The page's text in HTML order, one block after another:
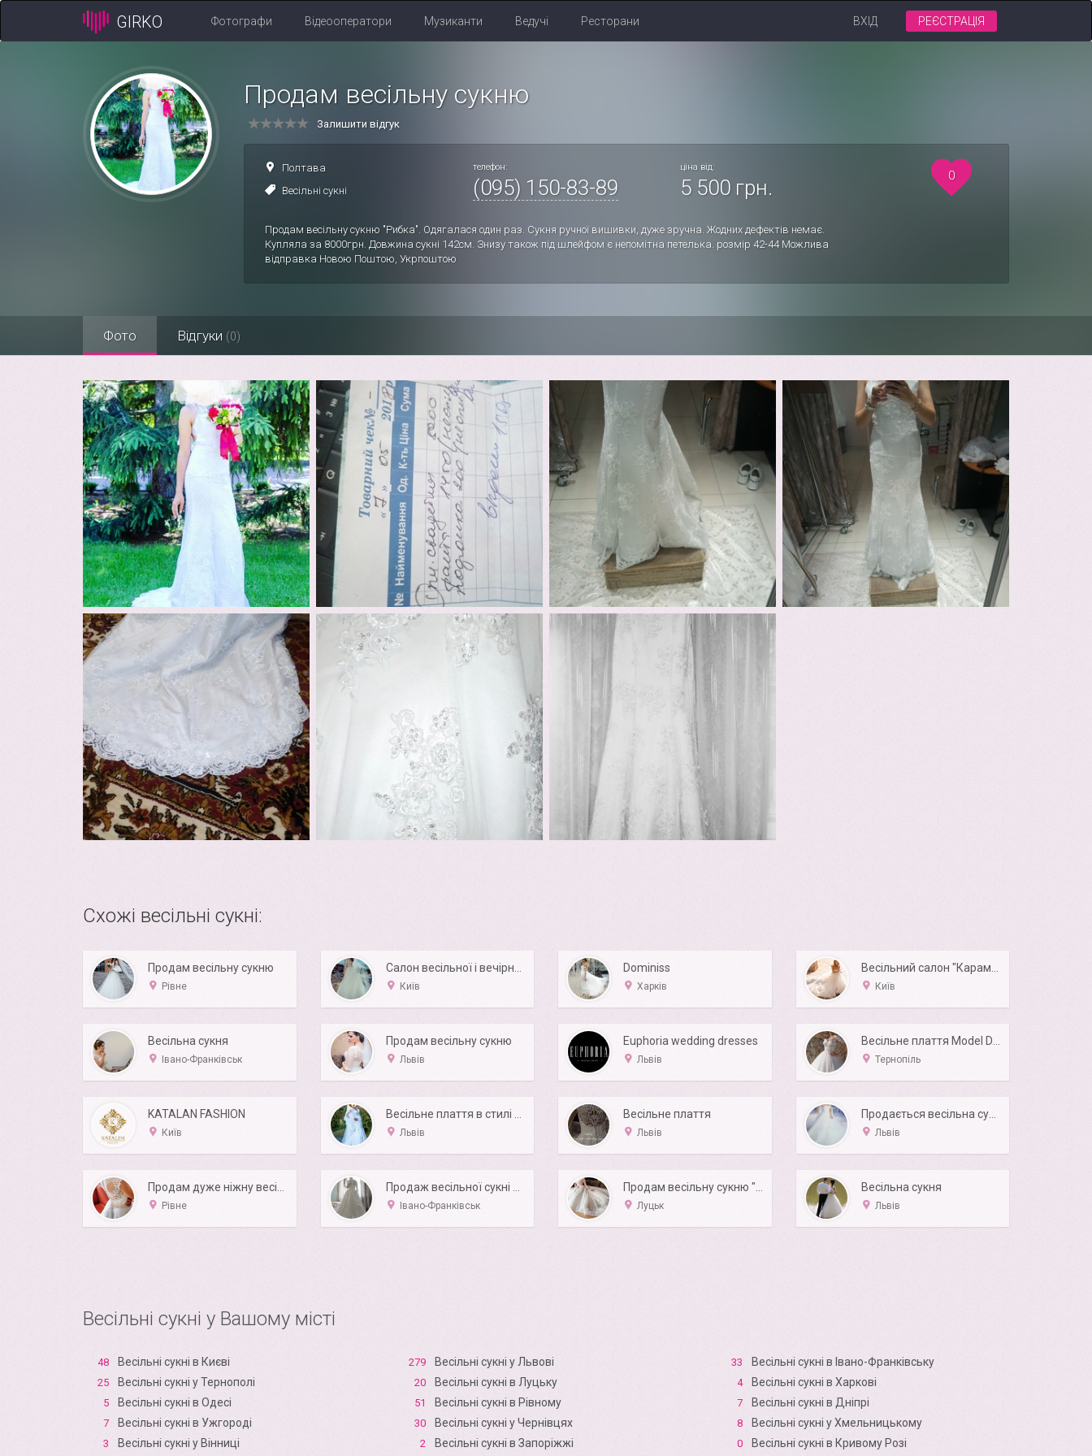
GIRKO Фотографи Відеооператори Музиканти Ведучі Ресторани ВХІД РЕЄСТРАЦІЯ
Продам весільну сукню
Залишити відгук
Полтава
Весільні сукні
телефон:
(095) 150-83-89
ціна від:
5 500 грн.
Продам весільну сукню "Рибка". Одягалася один раз. Сукня ручної вишивки, дуже зручна. Жодних дефектів немає.
Купляла за 8000грн. Довжина сукні 142см. Знизу також під шлейфом є непомітна петелька. розмір 42-44 Можлива
відправка Новою Поштою, Укрпоштою
0
Фото Відгуки (0)
Схожі весільні сукні:
Продам весільну сукню
Рівне Київ
Dominiss
Харків Київ
Весільна сукня
Івано-Франківськ
Продам весільну сукню
Львів
Euphoria wedding dresses
Львів Тернопіль
KATALAN FASHION
Київ Львів
Весільне плаття
Львів
Продається весільна сукня
Львів
Рівне Івано-Франківськ Луцьк
Весільна сукня
Львів
Весільні сукні у Вашому місті
48 Весільні сукні в Києві 279 Весільні сукні у Львові 33 Весільні сукні в Івано-Франківську
25 Весільні сукні у Тернополі 20 Весільні сукні в Луцьку 4 Весільні сукні в Харкові
5 Весільні сукні в Одесі 51 Весільні сукні в Рівному 7 Весільні сукні в Дніпрі
7 Весільні сукні в Ужгороді 30 Весільні сукні у Чернівцях 8 Весільні сукні у Хмельницькому
3 Весільні сукні у Вінниці 2 Весільні сукні в Запоріжжі 0 Весільні сукні в Кривому Розі